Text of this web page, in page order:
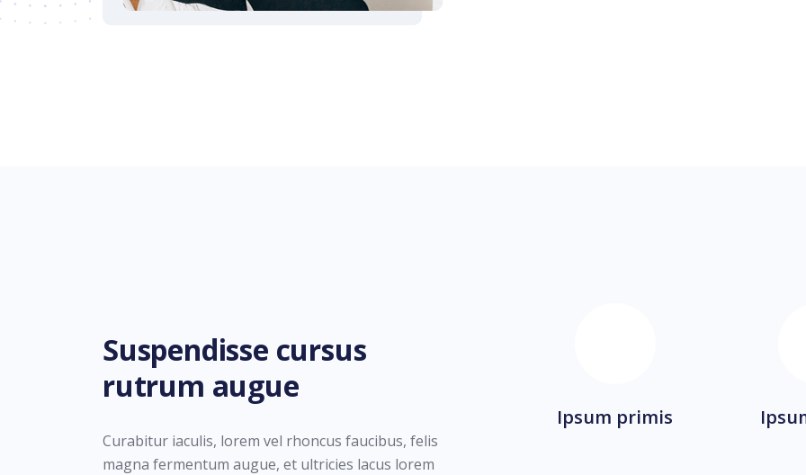
Suspendisse cursus
rutrum augue
Curabitur iaculis, lorem vel rhoncus faucibus, felis
magna fermentum augue, et ultricies lacus lorem
Ipsum primis